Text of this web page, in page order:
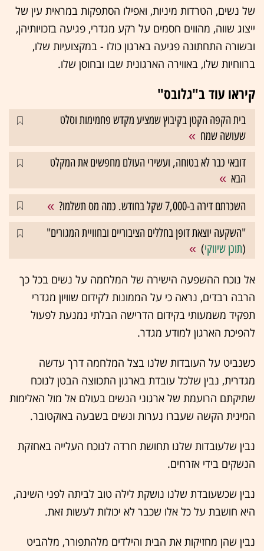
של נשים, הטרדות מיניות, ואפילו הסתפקות במראית עין של
ייצוג שווה, מהווים חסמים על רקע מגדרי, פגיעה בזכויותיהן,
ובשורה התחתונה פגיעה בארגון כולו - במקצועיות שלו,
ברווחיות שלו, באווירה הארגונית שבו ובחוסן שלו.
קיראו עוד ב"גלובס"
בית הקפה הקטן בקיבוץ שמציע מקדש פחמימות וסלט
שעושה שמח
דובאי כבר לא בטוחה, ועשירי העולם מחפשים את המקלט
הבא
השכרתם דירה ב-7,000 שקל בחודש. כמה מס תשלמו?
"השקעה יוצאת דופן בחללים הציבוריים ובחוויית המגורים"
(תוכן שיווקי)
אל נוכח ההשפעה הישירה של המלחמה על נשים בכל כך
הרבה רבדים, נראה כי על הממונות לקידום שוויון מגדרי
תפקיד משמעותי בקידום הדרישה הבלתי נמנעת לפעול
להפיכת הארגון למודע מגדר.
כשנביט על העובדות שלנו בצל המלחמה דרך עדשה
מגדרית, נבין שלכל עובדת בארגון התכווצה הבטן לנוכח
שתיקתם הרועמת של ארגוני הנשים בעולם אל מול האלימות
המינית הקשה שעברו נערות ונשים בשבעה באוקטובר.
נבין שלעובדות שלנו תחושת חרדה לנוכח העלייה באחזקת
הנשקים בידי אזרחים.
נבין שכשעובדת שלנו נושקת לילה טוב לביתה לפני השינה,
היא חושבת על כל אלו שכבר לא יכולות לעשות זאת.
נבין שהן מחזיקות את הבית והילדים מלהתפורר, מלהביט